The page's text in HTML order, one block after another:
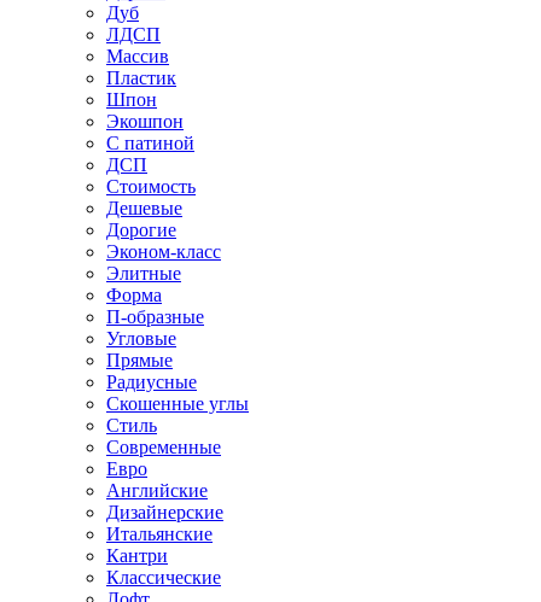
Дуб
ЛДСП
Массив
Пластик
Шпон
Экошпон
С патиной
ДСП
Стоимость
Дешевые
Дорогие
Эконом-класс
Элитные
Форма
П-образные
Угловые
Прямые
Радиусные
Скошенные углы
Стиль
Современные
Евро
Английские
Дизайнерские
Итальянские
Кантри
Классические